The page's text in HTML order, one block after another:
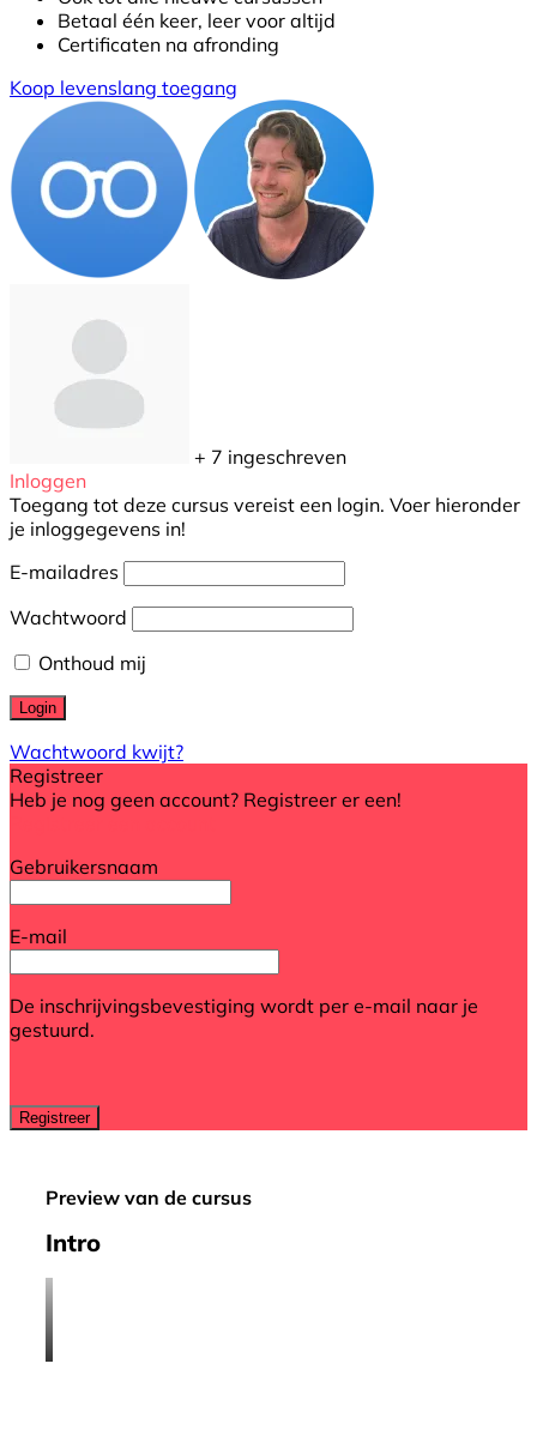
Betaal één keer, leer voor altijd
Certificaten na afronding
Koop levenslang toegang
+ 7 ingeschreven
Inloggen
Toegang tot deze cursus vereist een login. Voer hieronder
je inloggegevens in!
E-mailadres
Wachtwoord
Onthoud mij
Wachtwoord kwijt?
Registreer
Heb je nog geen account? Registreer er een!
Gebruikersnaam
E-mail
De inschrijvingsbevestiging wordt per e-mail naar je
gestuurd.
Preview van de cursus
Intro